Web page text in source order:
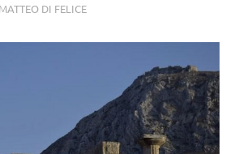
MATTEO DI FELICE